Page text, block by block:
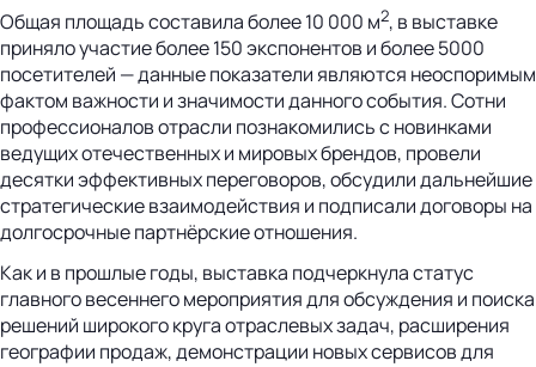
Общая площадь составила более 10 000 м2, в выставке
приняло участие более 150 экспонентов и более 5000
посетителей — данные показатели являются неоспоримым
фактом важности и значимости данного события. Сотни
профессионалов отрасли познакомились с новинками
ведущих отечественных и мировых брендов, провели
десятки эффективных переговоров, обсудили дальнейшие
стратегические взаимодействия и подписали договоры на
долгосрочные партнёрские отношения.
Как и в прошлые годы, выставка подчеркнула статус
главного весеннего мероприятия для обсуждения и поиска
решений широкого круга отраслевых задач, расширения
географии продаж, демонстрации новых сервисов для